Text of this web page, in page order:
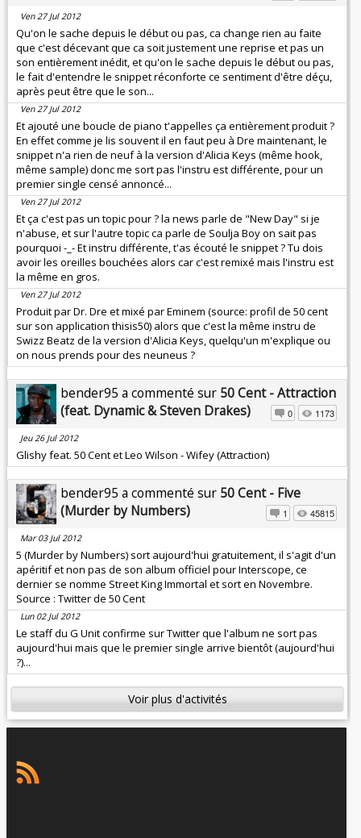
Ven 27 Jul 2012
Qu'on le sache depuis le début ou pas, ca change rien au faite
que c'est décevant que ca soit justement une reprise et pas un
son entièrement inédit, et qu'on le sache depuis le début ou pas,
le fait d'entendre le snippet réconforte ce sentiment d'être déçu,
après peut être que le son...
Ven 27 Jul 2012
Et ajouté une boucle de piano t'appelles ça entièrement produit ?
En effet comme je lis souvent il en faut peu à Dre maintenant, le
snippet n'a rien de neuf à la version d'Alicia Keys (même hook,
même sample) donc me sort pas l'instru est différente, pour un
premier single censé annoncé...
Ven 27 Jul 2012
Et ça c'est pas un topic pour ? la news parle de "New Day" si je
n'abuse, et sur l'autre topic ca parle de Soulja Boy on sait pas
pourquoi -_- Et instru différente, t'as écouté le snippet ? Tu dois
avoir les oreilles bouchées alors car c'est remixé mais l'instru est
la même en gros.
Ven 27 Jul 2012
Produit par Dr. Dre et mixé par Eminem (source: profil de 50 cent
sur son application thisis50) alors que c'est la même instru de
Swizz Beatz de la version d'Alicia Keys, quelqu'un m'explique ou
on nous prends pour des neuneus ?
bender95 a commenté sur 50 Cent - Attraction
(feat. Dynamic & Steven Drakes)
0 1173
Jeu 26 Jul 2012
Glishy feat. 50 Cent et Leo Wilson - Wifey (Attraction)
bender95 a commenté sur 50 Cent - Five
(Murder by Numbers)
1 45815
Mar 03 Jul 2012
5 (Murder by Numbers) sort aujourd'hui gratuitement, il s'agit d'un
apéritif et non pas de son album officiel pour Interscope, ce
dernier se nomme Street King Immortal et sort en Novembre.
Source : Twitter de 50 Cent
Lun 02 Jul 2012
Le staff du G Unit confirme sur Twitter que l'album ne sort pas
aujourd'hui mais que le premier single arrive bientôt (aujourd'hui
?)...
Voir plus d'activités